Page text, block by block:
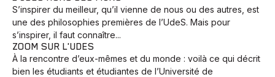
S’inspirer du meilleur, qu’il vienne de nous ou des autres, est
une des philosophies premières de l’UdeS. Mais pour
s’inspirer, il faut connaître...
ZOOM SUR L'UDES
À la rencontre d’eux-mêmes et du monde : voilà ce qui décrit
bien les étudiants et étudiantes de l’Université de